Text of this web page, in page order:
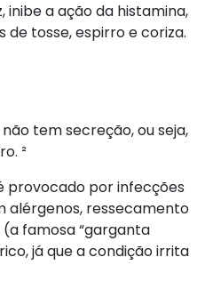
inibe a ação da histamina,
de tosse, espirro e coriza.
tem secreção, ou seja,
²
provocado por infecções
alérgenos, ressecamento
famosa “garganta
já que a condição irrita